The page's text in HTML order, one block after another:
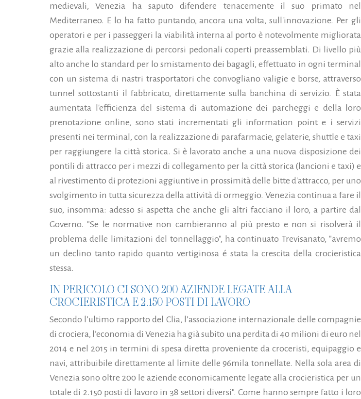
medievali, Venezia ha saputo difendere tenacemente il suo primato nel
Mediterraneo. E lo ha fatto puntando, ancora una volta, sull'innovazione. Per gli
operatori e per i passeggeri la viabilità interna al porto è notevolmente migliorata
grazie alla realizzazione di percorsi pedonali coperti preassemblati. Di livello più
alto anche lo standard per lo smistamento dei bagagli, effettuato in ogni terminal
con un sistema di nastri trasportatori che convogliano valigie e borse, attraverso
tunnel sottostanti il fabbricato, direttamente sulla banchina di servizio. È stata
aumentata l'efficienza del sistema di automazione dei parcheggi e della loro
prenotazione online, sono stati incrementati gli information point e i servizi
presenti nei terminal, con la realizzazione di parafarmacie, gelaterie, shuttle e taxi
per raggiungere la città storica. Si è lavorato anche a una nuova disposizione dei
pontili di attracco per i mezzi di collegamento per la città storica (lancioni e taxi) e
al rivestimento di protezioni aggiuntive in prossimità delle bitte d'attracco, per uno
svolgimento in tutta sicurezza della attività di ormeggio. Venezia continua a fare il
suo, insomma: adesso si aspetta che anche gli altri facciano il loro, a partire dal
Governo. "Se le normative non cambieranno al più presto e non si risolverà il
problema delle limitazioni del tonnellaggio", ha continuato Trevisanato, "avremo
un declino tanto rapido quanto vertiginosa é stata la crescita della crocieristica
stessa.
IN PERICOLO CI SONO 200 AZIENDE LEGATE ALLA
CROCIERISTICA E 2.150 POSTI DI LAVORO
Secondo l’ultimo rapporto del Clia, l’associazione internazionale delle compagnie
di crociera, l’economia di Venezia ha già subito una perdita di 40 milioni di euro nel
2014 e nel 2015 in termini di spesa diretta proveniente da croceristi, equipaggio e
navi, attribuibile direttamente al limite delle 96mila tonnellate. Nella sola area di
Venezia sono oltre 200 le aziende economicamente legate alla crocieristica per un
totale di 2.150 posti di lavoro in 38 settori diversi". Come hanno sempre fatto i loro